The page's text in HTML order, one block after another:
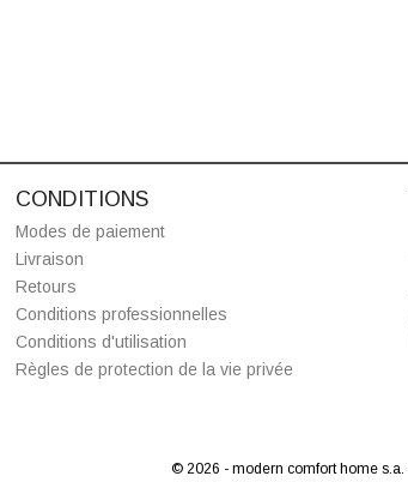
CONDITIONS
Modes de paiement
Livraison
Retours
Conditions professionnelles
Conditions d'utilisation
Règles de protection de la vie privée
© 2026 - modern comfort home s.a.